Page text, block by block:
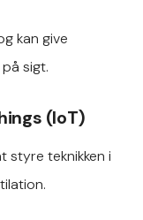
kan give
sigt.
(IoT)
styre teknikken i